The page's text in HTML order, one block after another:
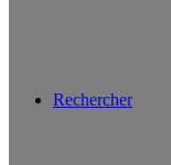
Rechercher